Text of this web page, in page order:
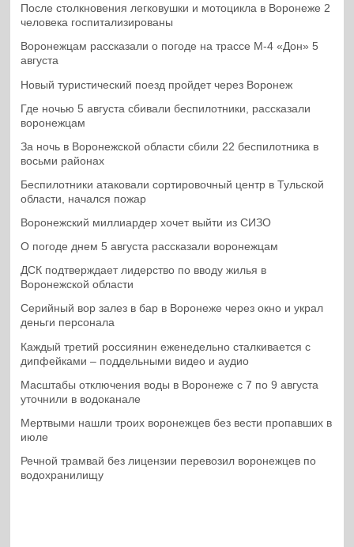
После столкновения легковушки и мотоцикла в Воронеже 2
человека госпитализированы
Воронежцам рассказали о погоде на трассе М-4 «Дон» 5
августа
Новый туристический поезд пройдет через Воронеж
Где ночью 5 августа сбивали беспилотники, рассказали
воронежцам
За ночь в Воронежской области сбили 22 беспилотника в
восьми районах
Беспилотники атаковали сортировочный центр в Тульской
области, начался пожар
Воронежский миллиардер хочет выйти из СИЗО
О погоде днем 5 августа рассказали воронежцам
ДСК подтверждает лидерство по вводу жилья в
Воронежской области
Серийный вор залез в бар в Воронеже через окно и украл
деньги персонала
Каждый третий россиянин еженедельно сталкивается с
дипфейками – поддельными видео и аудио
Масштабы отключения воды в Воронеже с 7 по 9 августа
уточнили в водоканале
Мертвыми нашли троих воронежцев без вести пропавших в
июле
Речной трамвай без лицензии перевозил воронежцев по
водохранилищу